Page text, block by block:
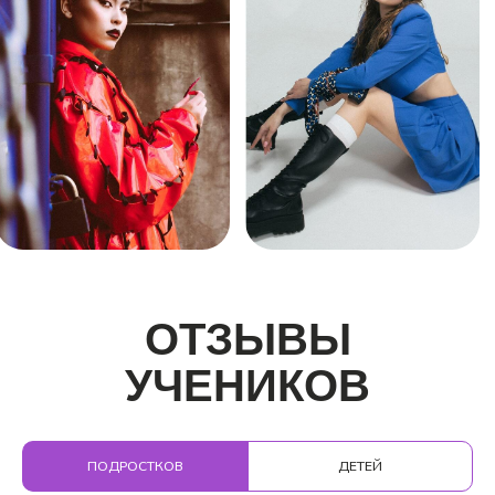
ОТЗЫВЫ
УЧЕНИКОВ
О ШКОЛЕ
SIGMA
ПОДРОСТКОВ ДЕТЕЙ